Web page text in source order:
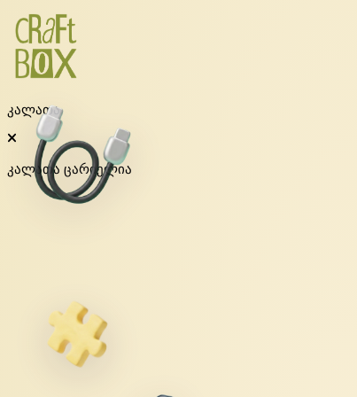
კალათა
კალათა ცარიელია